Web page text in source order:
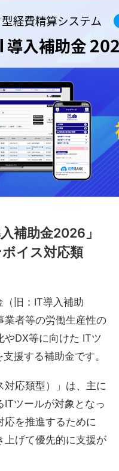
補助金2026」
イス対応類
（旧：IT導入補助
業者等の労働生産性の
DX等に向けた ITツ
援する補助金です。
対応類型）」は、主に
ツールが対象となっ
応を推進するために
上げて優先的に支援が